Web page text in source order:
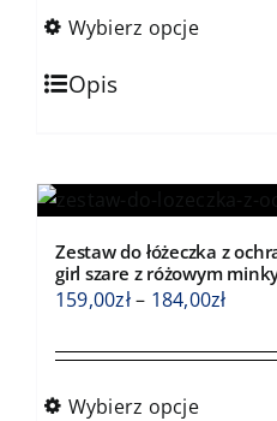
produktu
Wybierz opcje
Ten
produkt
wariantów.
można
wybrać
stronie
produktu
Opis
Zestaw do łóżeczka z
girl szare z różowym
159,00zł– 184,00złZakres
od
Wybierz opcje